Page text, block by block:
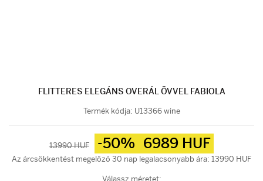
FLITTERES ELEGÁNS OVERÁL ÖVVEL FABIOLA
Termék kódja: U13366 wine
13990 HUF -50% 6989 HUF
Az árcsökkentést megelözö 30 nap legalacsonyabb ára: 13990 HUF
Válassz méretet: